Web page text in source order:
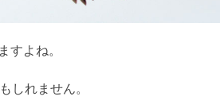
よね。
しれません。